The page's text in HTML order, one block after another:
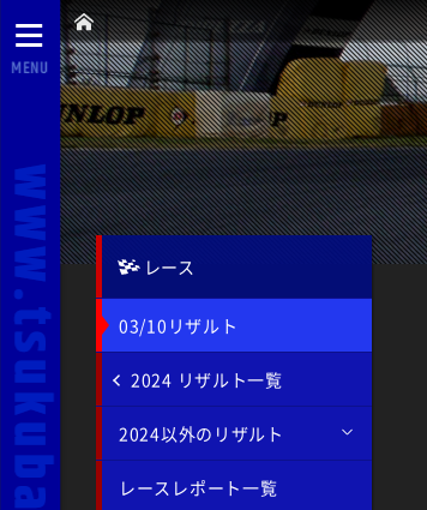
MENU
レース
03/10リザルト
2024 リザルト一覧
2024以外のリザルト
レースレポート一覧